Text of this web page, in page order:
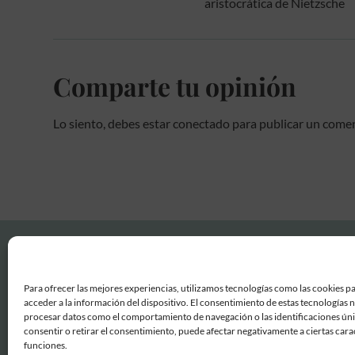
Para ofrecer las mejores experiencias, utilizamos tecnologías como las cookies
acceder a la información del dispositivo. El consentimiento de estas tecnologías
procesar datos como el comportamiento de navegación o las identificaciones
consentir o retirar el consentimiento, puede afectar negativamente a ciertas
funciones.
Comparte tu opinión
Lo siento, debes estar conectado para publicar un